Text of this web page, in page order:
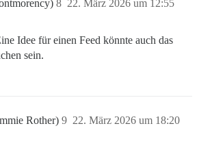
22. März 2026 um 12:55
8
Idee für einen Feed könnte auch das
sein.
Rother) 22. März 2026 um 18:20
9